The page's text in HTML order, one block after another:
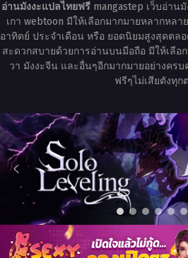
อ่านมังงะแปลไทยฟรีmangastep เว็บอ่าน
เกา webtoon มีให้เลือกมากมายหลากหล
อาทิตย์ ประจำเดือน หรือ ยอดนิยมสูงสุดตล
สะดวกสบายด้วยการอ่านบนมือถือ มีให้เลือ
วา มังงะจีน และอื่นๆอีกมากมายอย่างคร
ฟรีๆไม่เสียตังทุก